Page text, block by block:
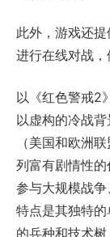
此外，游戏还
进行在线对战，
以《红色警戒2
以虚构的冷战
（美国和欧洲
列富有剧情性
参与大规模战
特点是其独特
的兵种和技术